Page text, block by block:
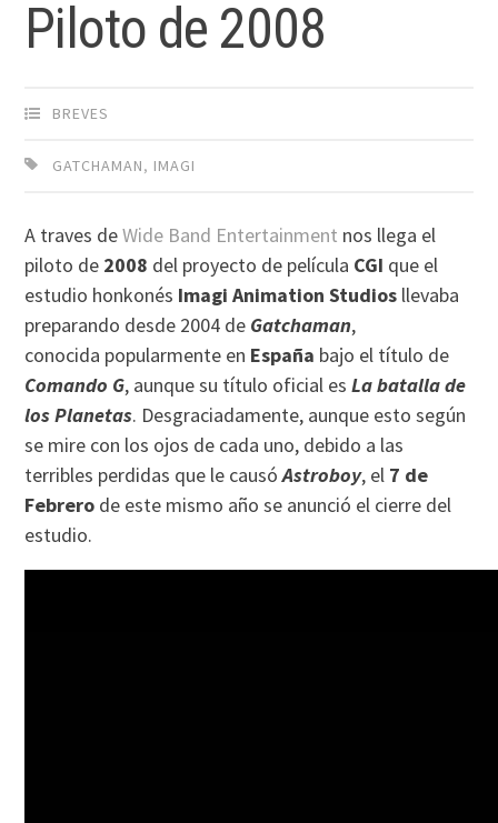
Piloto de 2008
BREVES
GATCHAMAN, IMAGI
A traves deWide Band Entertainment nos llega el
piloto de 2008 del proyecto de película CGI que el
estudio honkonés Imagi Animation Studios llevaba
preparando desde 2004 de Gatchaman,
conocida popularmente en España bajo el título de
Comando G, aunque su título oficial esLa batalla de
los Planetas. Desgraciadamente, aunque esto según
se mire con los ojos de cada uno, debido a las
terribles perdidas que le causóAstroboy, el 7 de
Febrero de este mismo año se anunció el cierre del
estudio.